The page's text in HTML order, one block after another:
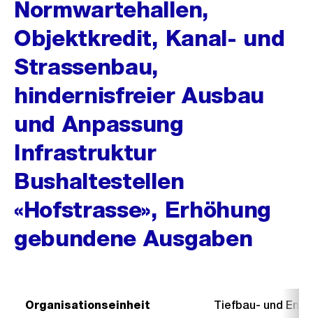
Normwartehallen,
Objektkredit, Kanal- und
Strassenbau,
hindernisfreier Ausbau
und Anpassung
Infrastruktur
Bushaltestellen
«Hofstrasse», Erhöhung
gebundene Ausgaben
Organisationseinheit Tiefbau- und